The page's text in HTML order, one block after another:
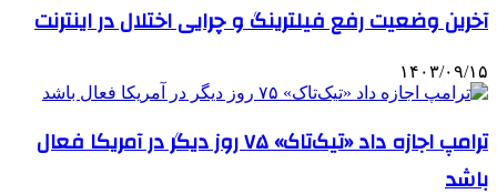
آخرین وضعیت رفع فیلترینگ و چرایی اختلال در اینترنت
۱۴۰۳/۰۹/۱۵
ترامپ اجازه داد «تیک‌تاک» ۷۵ روز دیگر در آمریکا فعال
باشد